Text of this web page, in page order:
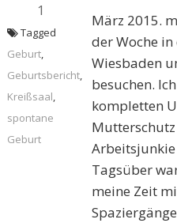
1
März 2015.
der Woche
Wiesbaden
besuchen.
kompletten
Tagsüber
meine Zeit
Tagged
Geburt,
Geburtsbericht,
Kreißsaal,
spontane
Geburt